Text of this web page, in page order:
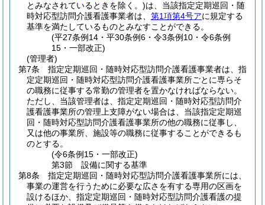
とみなされているときを除く。)は、当該指定定期巡回・随
時対応型訪問介護看護事業者は、 第1項第4号アに規定する
基準を満たしているものとみなすことができる。
(平27条例14・平30条例6・令3条例10・令6条例
15・一部改正)
(管理者)
第7条
指定定期巡回・随時対応型訪問介護看護事業者は、指
定定期巡回・随時対応型訪問介護看護事業所ごとに専らそ
の職務に従事する常勤の管理者を置かなければならない。
ただし、当該管理者は、指定定期巡回・随時対応型訪問介
護看護事業所の管理上支障がない場合は、当該指定定期巡
回・随時対応型訪問介護看護事業所の他の職務に従事し、
又は他の事業所、施設等の職務に従事することができるも
のとする。
(令6条例15・一部改正)
第3節
設備に関する基準
第8条
指定定期巡回・随時対応型訪問介護看護事業所には、
事業の運営を行うために必要な広さを有する専用の区画を
設けるほか、指定定期巡回・随時対応型訪問介護看護の提